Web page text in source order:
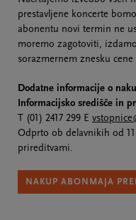
prestavljene koncerte
abonentu novi termin ne
moremo zagotoviti,
sorazmernem znesku
Dodatne informacije o
Informacijsko središče in
T (01) 2417 299 E
Odprto ob delavnikih od
prireditvami.
NAKUP ABONMAJA